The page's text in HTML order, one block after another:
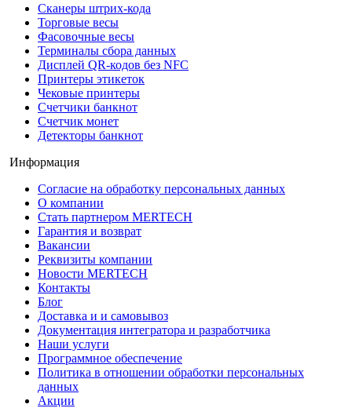
Сканеры штрих-кода
Торговые весы
Фасовочные весы
Терминалы сбора данных
Дисплей QR-кодов без NFC
Принтеры этикеток
Чековые принтеры
Счетчики банкнот
Счетчик монет
Детекторы банкнот
Информация
Согласие на обработку персональных данных
О компании
Стать партнером MERTECH
Гарантия и возврат
Вакансии
Реквизиты компании
Новости MERTECH
Контакты
Блог
Доставка и и самовывоз
Документация интегратора и разработчика
Наши услуги
Программное обеспечение
Политика в отношении обработки персональных
данных
Акции